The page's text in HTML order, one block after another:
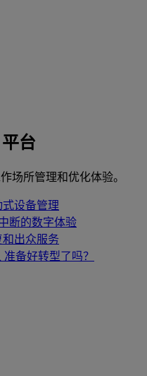
台
场所管理和优化体验。
式设备管理
断的数字体验
和出众服务
准备好转型了吗？